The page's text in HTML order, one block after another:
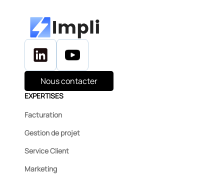
Nous contacter
EXPERTISES
Facturation
Gestion de projet
Service Client
Marketing